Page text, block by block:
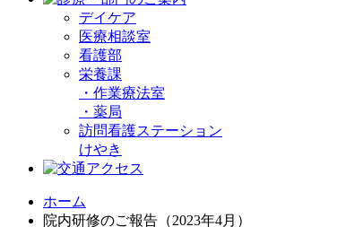
デイケア
医療相談室
看護部
栄養課
・ 作業療法室
・ 薬局
訪問看護ステーション
けやき
ホーム
院内研修のご報告（2023年4月）